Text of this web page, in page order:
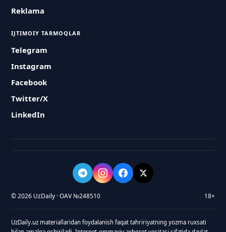
Reklama
IJTIMOIY TARMOQLAR
Telegram
Instagram
Facebook
Twitter/X
LinkedIn
© 2026 UzDaily · OAV №248510 18+
UzDaily.uz materiallaridan foydalanish faqat tahririyatning yozma ruxsati